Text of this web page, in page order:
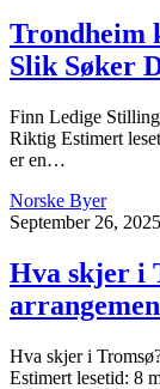
Trondheim
Slik Søker
Finn Ledige
Riktig Estimert
er en…
Norske Byer
September 26, 2025
Hva skjer i
Hva skjer i
Estimert lesetid: 8